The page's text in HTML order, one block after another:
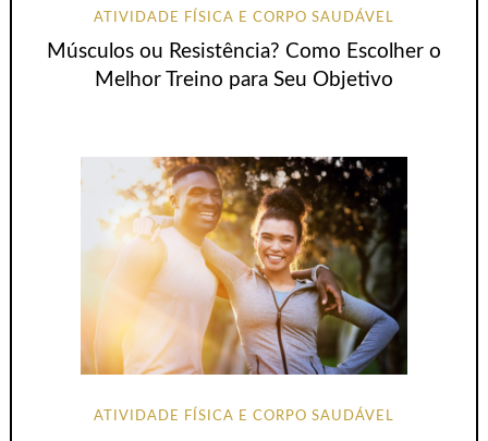
ATIVIDADE FÍSICA E CORPO SAUDÁVEL
Músculos ou Resistência? Como Escolher o
Melhor Treino para Seu Objetivo
ATIVIDADE FÍSICA E CORPO SAUDÁVEL